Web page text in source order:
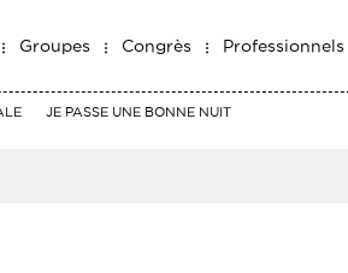
Groupes Congrès Professionnels
JE PASSE UNE BONNE NUIT